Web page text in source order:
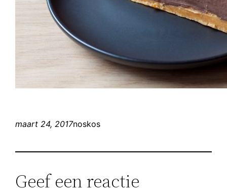
maart 24, 2017noskos
Geef een reactie